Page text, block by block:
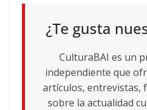
¿Te gusta
CulturaBAI es un
independiente que
artículos, entrevistas,
sobre la actualidad